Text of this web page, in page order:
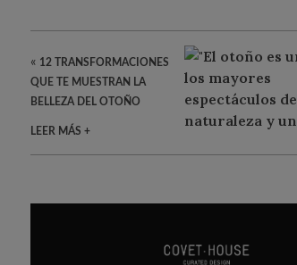
« 12 TRANSFORMACIONES
QUE TE MUESTRAN LA
BELLEZA DEL OTOÑO
LEER MÁS +